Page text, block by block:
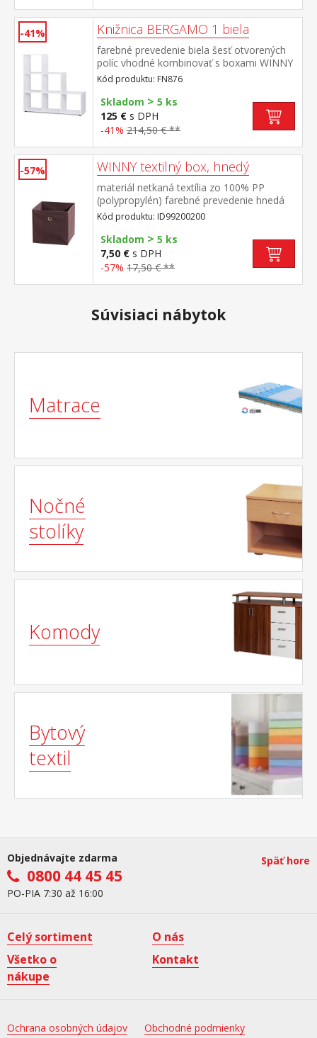
-41% Knižnica BERGAMO 1 biela
farebné prevedenie biela šesť otvorených
políc vhodné kombinovať s boxami WINNY
(dekorácie a skladací úložné boxy nie sú v
cene)
Kód produktu: FN876
Skladom > 5 ks
125 € s DPH
-41% 214,50 € **
-57% WINNY textilný box, hnedý
materiál netkaná textília zo 100% PP
(polypropylén) farebné prevedenie hnedá
Kód produktu: ID99200200
Skladom > 5 ks
7,50 € s DPH
-57% 17,50 € **
Súvisiaci nábytok
Matrace
Nočné
stolíky
Komody
Bytový
textil
Objednávajte zdarma
0800 44 45 45
PO-PIA 7:30 až 16:00
Späť hore
Celý sortiment
O nás
Všetko o
nákupe
Kontakt
Ochrana osobných údajov Obchodné podmienky